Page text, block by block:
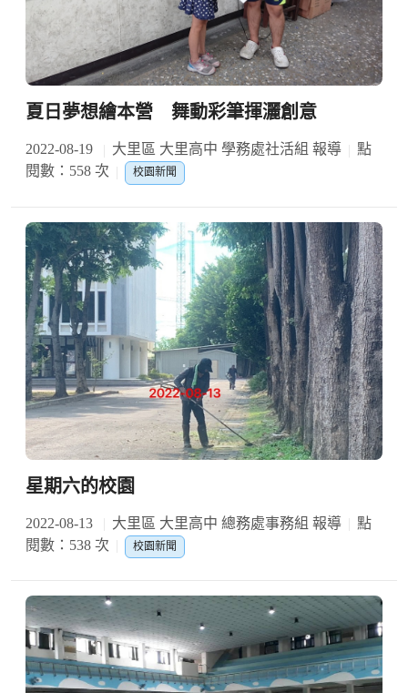
夏日夢想繪本營 舞動彩筆揮灑創意
2022-08-19 大里區 大里高中 學務處社活組 報導
點
閱數：558 次
校園新聞
星期六的校園
2022-08-13 大里區 大里高中 總務處事務組 報導
點
閱數：538 次
校園新聞